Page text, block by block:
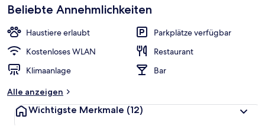
Beliebte Annehmlichkeiten
Haustiere erlaubt
Parkplätze verfügbar
Kostenloses WLAN
Restaurant
Klimaanlage
Bar
Alle anzeigen
Wichtigste Merkmale (12)